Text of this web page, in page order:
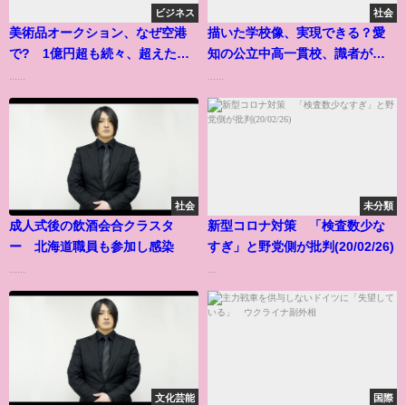
ビジネス
美術品オークション、なぜ空港
で? 1億円超も続々、超えたハ
社会
描いた学校像、実現できる？愛
知の公立中高一貫校、識者が語
社会
成人式後の飲酒会合クラスタ
ー 北海道職員も参加し感染
未分類
新型コロナ対策 「検査数少な
すぎ」と野党側が批判(20/02/26)
文化芸能 国際